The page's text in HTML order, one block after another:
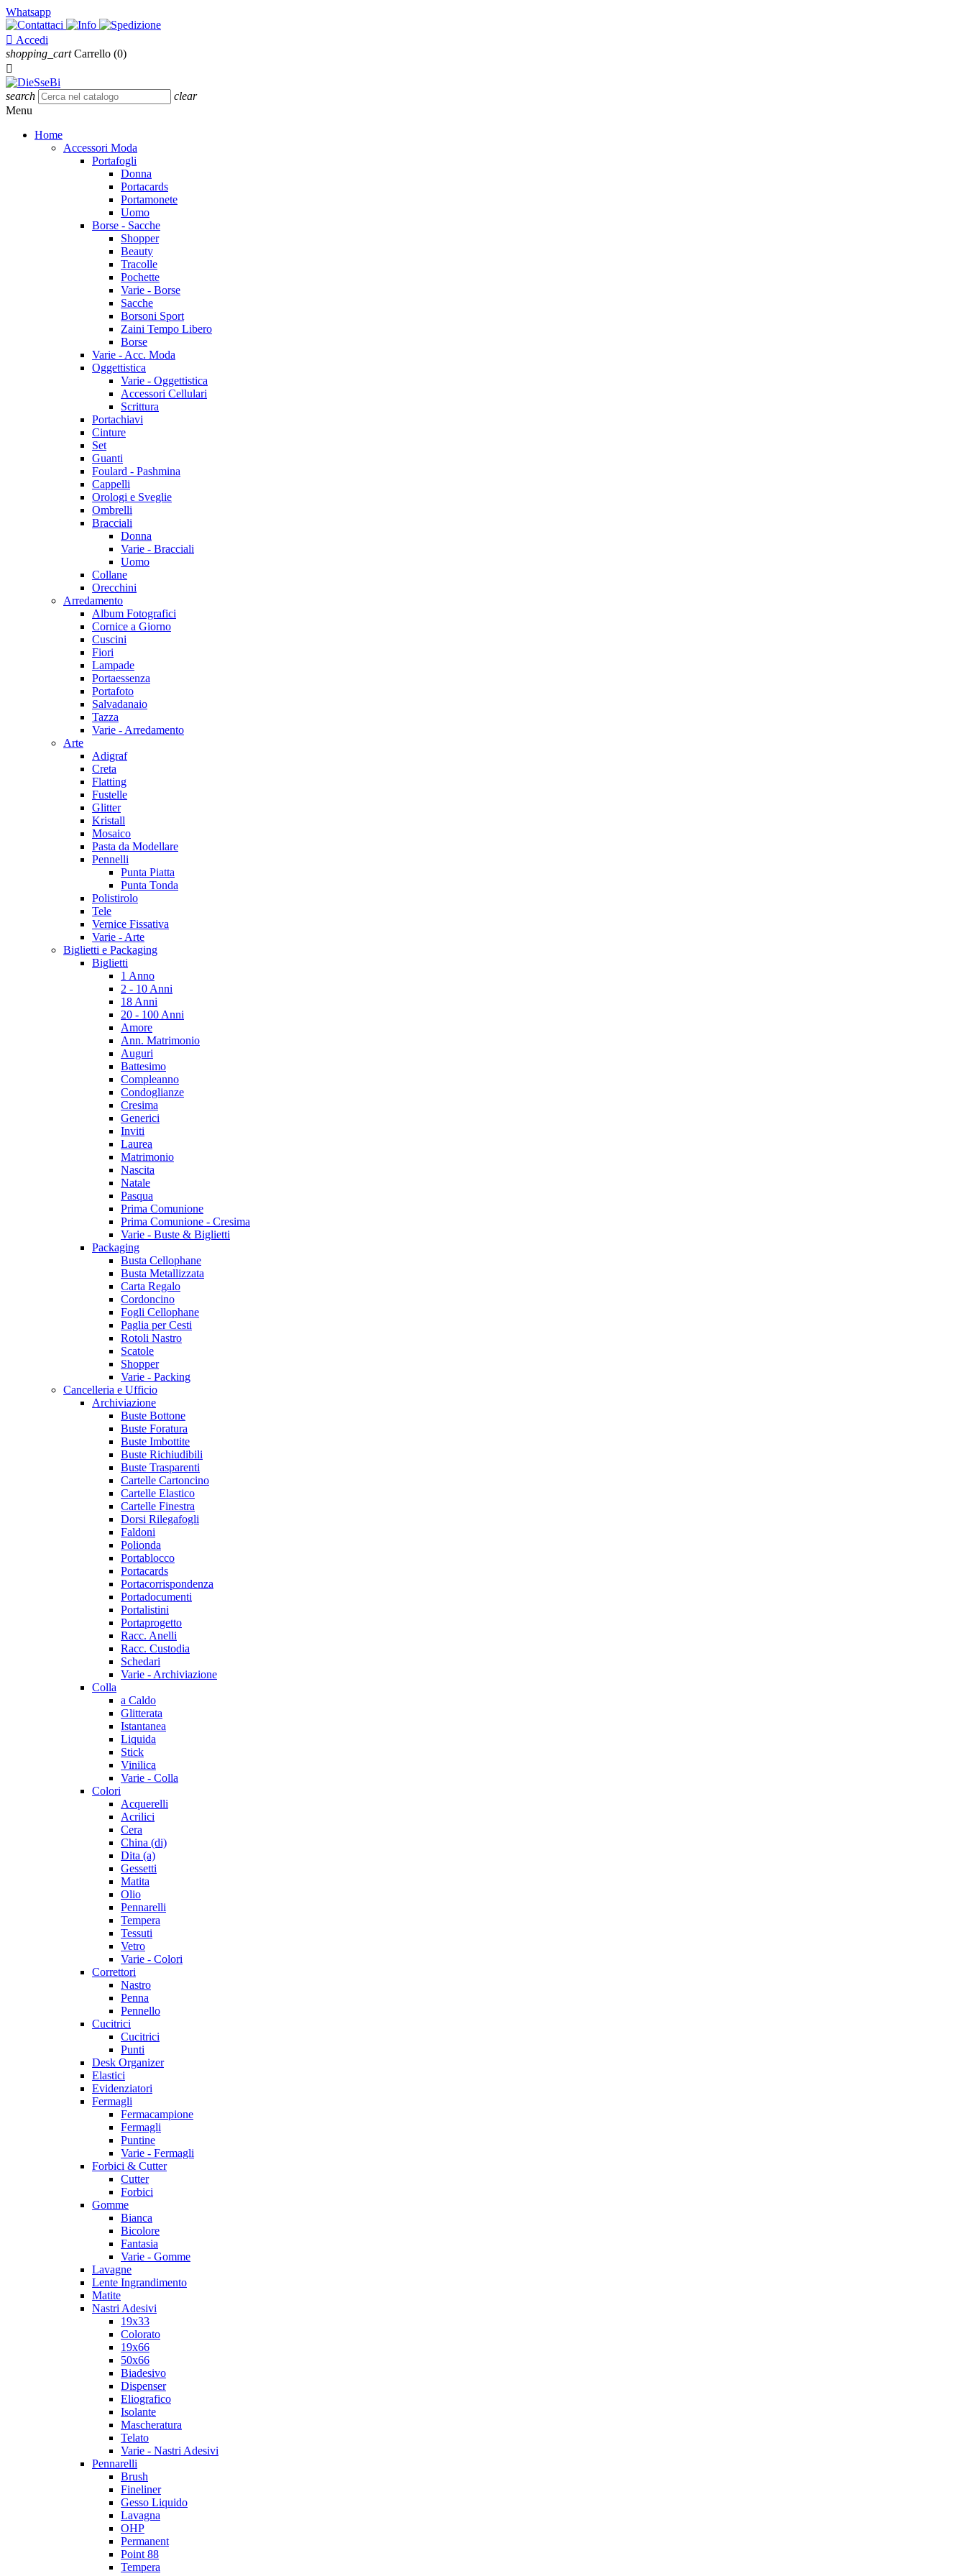
Whatsapp
 Accedi
shopping_cart Carrello (0)

search
clear
Menu
Home
Accessori Moda
Portafogli
Donna
Portacards
Portamonete
Uomo
Borse - Sacche
Shopper
Beauty
Tracolle
Pochette
Varie - Borse
Sacche
Borsoni Sport
Zaini Tempo Libero
Borse
Varie - Acc. Moda
Oggettistica
Varie - Oggettistica
Accessori Cellulari
Scrittura
Portachiavi
Cinture
Set
Guanti
Foulard - Pashmina
Cappelli
Orologi e Sveglie
Ombrelli
Bracciali
Donna
Varie - Bracciali
Uomo
Collane
Orecchini
Arredamento
Album Fotografici
Cornice a Giorno
Cuscini
Fiori
Lampade
Portaessenza
Portafoto
Salvadanaio
Tazza
Varie - Arredamento
Arte
Adigraf
Creta
Flatting
Fustelle
Glitter
Kristall
Mosaico
Pasta da Modellare
Pennelli
Punta Piatta
Punta Tonda
Polistirolo
Tele
Vernice Fissativa
Varie - Arte
Biglietti e Packaging
Biglietti
1 Anno
2 - 10 Anni
18 Anni
20 - 100 Anni
Amore
Ann. Matrimonio
Auguri
Battesimo
Compleanno
Condoglianze
Cresima
Generici
Inviti
Laurea
Matrimonio
Nascita
Natale
Pasqua
Prima Comunione
Prima Comunione - Cresima
Varie - Buste & Biglietti
Packaging
Busta Cellophane
Busta Metallizzata
Carta Regalo
Cordoncino
Fogli Cellophane
Paglia per Cesti
Rotoli Nastro
Scatole
Shopper
Varie - Packing
Cancelleria e Ufficio
Archiviazione
Buste Bottone
Buste Foratura
Buste Imbottite
Buste Richiudibili
Buste Trasparenti
Cartelle Cartoncino
Cartelle Elastico
Cartelle Finestra
Dorsi Rilegafogli
Faldoni
Polionda
Portablocco
Portacards
Portacorrispondenza
Portadocumenti
Portalistini
Portaprogetto
Racc. Anelli
Racc. Custodia
Schedari
Varie - Archiviazione
Colla
a Caldo
Glitterata
Istantanea
Liquida
Stick
Vinilica
Varie - Colla
Colori
Acquerelli
Acrilici
Cera
China (di)
Dita (a)
Gessetti
Matita
Olio
Pennarelli
Tempera
Tessuti
Vetro
Varie - Colori
Correttori
Nastro
Penna
Pennello
Cucitrici
Cucitrici
Punti
Desk Organizer
Elastici
Evidenziatori
Fermagli
Fermacampione
Fermagli
Puntine
Varie - Fermagli
Forbici & Cutter
Cutter
Forbici
Gomme
Bianca
Bicolore
Fantasia
Varie - Gomme
Lavagne
Lente Ingrandimento
Matite
Nastri Adesivi
19x33
Colorato
19x66
50x66
Biadesivo
Dispenser
Eliografico
Isolante
Mascheratura
Telato
Varie - Nastri Adesivi
Pennarelli
Brush
Fineliner
Gesso Liquido
Lavagna
OHP
Permanent
Point 88
Tempera